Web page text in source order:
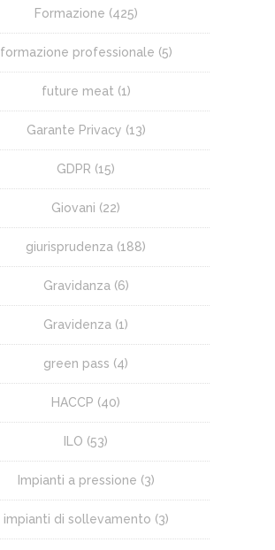
Formazione (425)
formazione professionale (5)
future meat (1)
Garante Privacy (13)
GDPR (15)
Giovani (22)
giurisprudenza (188)
Gravidanza (6)
Gravidenza (1)
green pass (4)
HACCP (40)
ILO (53)
Impianti a pressione (3)
impianti di sollevamento (3)